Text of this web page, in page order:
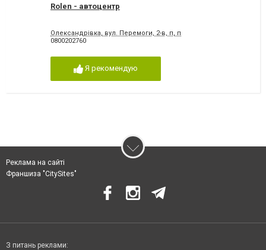
Rolen - автоцентр
Олександрівка, вул. Перемоги, 2-в, п, п
0800202760
Я рекомендую
Реклама на сайті
Франшиза "CitySites"
З питань реклами: